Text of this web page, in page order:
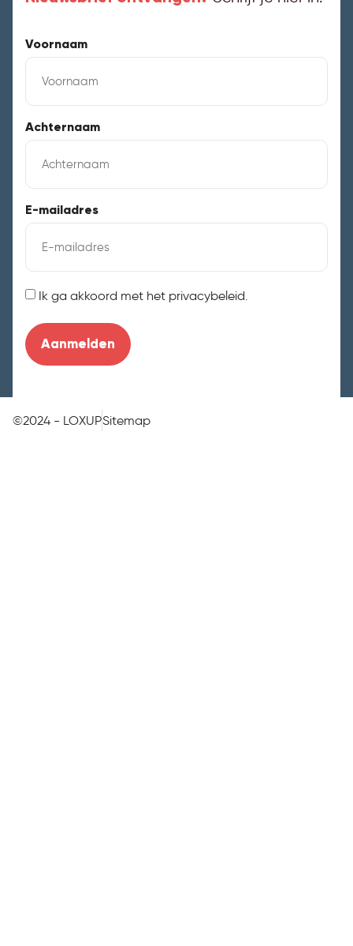
Voornaam
Achternaam
E-mailadres
Instemming
Ik ga akkoord met het privacybeleid.
©2024 - LOXUPSitemap